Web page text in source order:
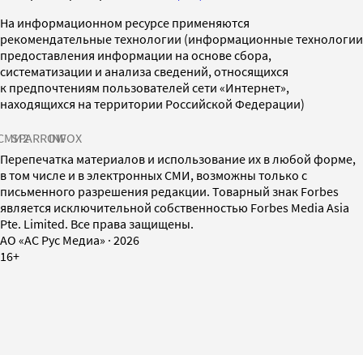
На информационном ресурсе применяются
рекомендательные технологии (информационные технологии
предоставления информации на основе сбора,
систематизации и анализа сведений, относящихся
к предпочтениям пользователей сети «Интернет»,
находящихся на территории Российской Федерации)
SPARROWINFOX
Перепечатка материалов и использование их в любой форме,
в том числе и в электронных СМИ, возможны только с
письменного разрешения редакции. Товарный знак Forbes
является исключительной собственностью Forbes Media Asia
Pte. Limited. Все права защищены.
AO «АС Рус Медиа» · 2026
16+